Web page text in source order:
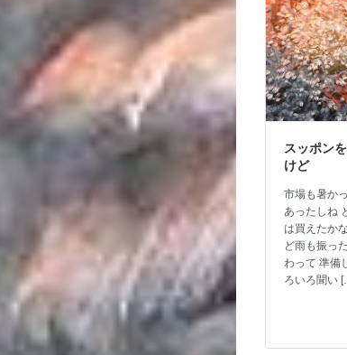
スッポン
けど
市場も暑か
あったしね
は買えたか
ど雨も振っ
わって 準備
ろいろ聞い